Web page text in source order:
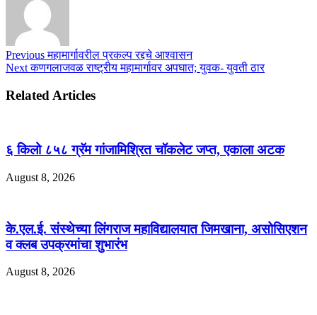
Previousमहामार्गावरील प्रकल्प रद्दचे आश्वासन
Nextकणगलाजवळ राष्ट्रीय महामार्गावर अपघात; युवक- युवती ठार
Related Articles
६ किलो ८५८ ग्रॅम गांजामिश्रित चॉकलेट जप्त, एकाला अटक
August 8, 2026
के.एल.ई. संस्थेच्या लिंगराज महाविद्यालयात जिमखाना, असोसिएशन
व क्लब उपक्रमांचा शुभारंभ
August 8, 2026